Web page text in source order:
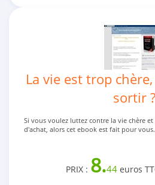
La vie est trop
sortir ?
Si vous voulez luttez contre la vie chère
d'achat, alors cet ebook est fait pour vous.
PRIX : 8.44euros